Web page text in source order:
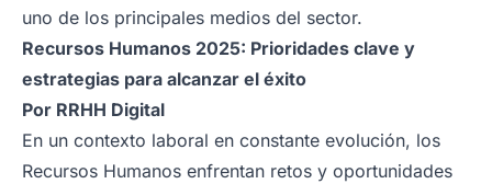
uno de los principales medios del sector.
Recursos Humanos 2025: Prioridades clave y
estrategias para alcanzar el éxito
Por RRHH Digital
En un contexto laboral en constante evolución, los
Recursos Humanos enfrentan retos y oportunidades